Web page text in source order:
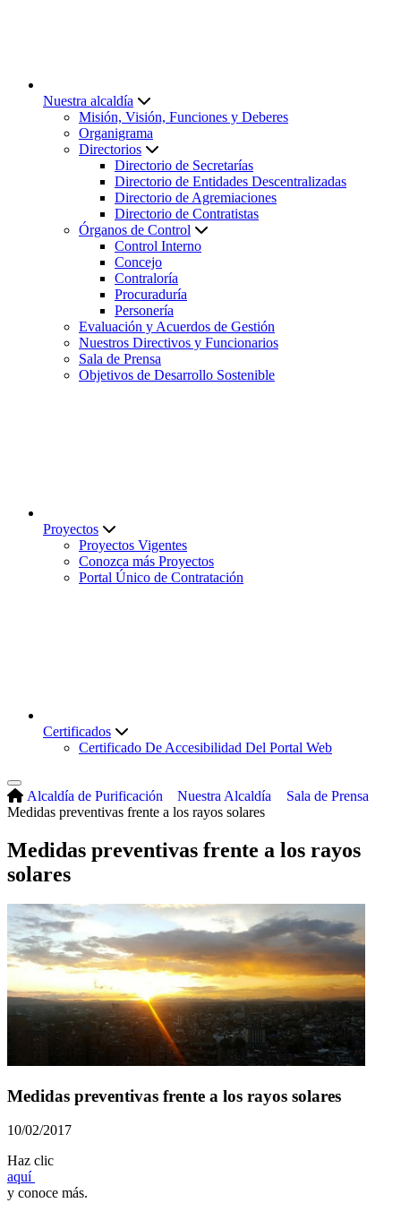
Nuestra alcaldía
Misión, Visión, Funciones y Deberes
Organigrama
Directorios
Directorio de Secretarías
Directorio de Entidades Descentralizadas
Directorio de Agremiaciones
Directorio de Contratistas
Órganos de Control
Control Interno
Concejo
Contraloría
Procuraduría
Personería
Evaluación y Acuerdos de Gestión
Nuestros Directivos y Funcionarios
Sala de Prensa
Objetivos de Desarrollo Sostenible
Proyectos
Proyectos Vigentes
Conozca más Proyectos
Portal Único de Contratación
Certificados
Certificado De Accesibilidad Del Portal Web
Alcaldía de Purificación Nuestra Alcaldía
Sala de Prensa
Medidas preventivas frente a los rayos solares
Medidas preventivas frente a los rayos
solares
Medidas preventivas frente a los rayos solares
10/02/2017
​​​​​​Haz clic
aquí ​
y conoce más.